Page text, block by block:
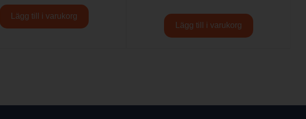
Lägg till i varukorg
Lägg till i varukorg